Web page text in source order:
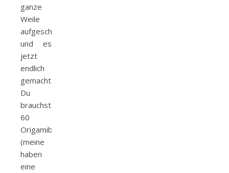
ganze
Weile
aufgeschoben
und es
jetzt
endlich
gemacht.
Du
brauchst:
60
Origamiblätter
(meine
haben
eine